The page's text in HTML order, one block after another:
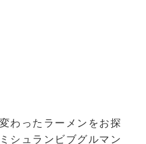
わったラーメンをお探
シュランビブグルマン